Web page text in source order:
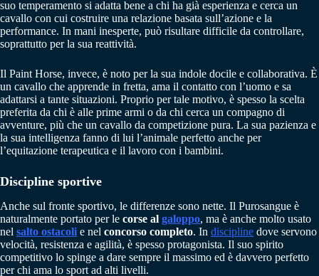
suo temperamento si adatta bene a chi ha già esperienza e cerca un
cavallo con cui costruire una relazione basata sull’azione e la
performance. In mani inesperte, può risultare difficile da controllare,
soprattutto per la sua reattività.
Il Paint Horse, invece, è noto per la sua indole docile e collaborativa. È
un cavallo che apprende in fretta, ama il contatto con l’uomo e sa
adattarsi a tante situazioni. Proprio per tale motivo, è spesso la scelta
preferita da chi è alle prime armi o da chi cerca un compagno di
avventure, più che un cavallo da competizione pura. La sua pazienza e
la sua intelligenza fanno di lui l’animale perfetto anche per
l’equitazione terapeutica e il lavoro con i bambini.
Discipline sportive
Anche sul fronte sportivo, le differenze sono nette. Il Purosangue è
naturalmente portato per le corse al galoppo, ma è anche molto usato
nel salto ostacoli e nel concorso completo. In discipline dove servono
velocità, resistenza e agilità, è spesso protagonista. Il suo spirito
competitivo lo spinge a dare sempre il massimo ed è davvero perfetto
per chi ama lo sport ad alti livelli.